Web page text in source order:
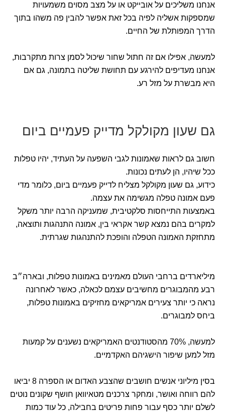
אנחנו משליכים על אובייקט או על מצב מסוים משמעויות
שמספקות אשליה לפיה בכל זאת אפשר להבין פה משהו בתוך
הדרך המפותלת של החיים.
למעשה, אפילו אם זה חתול שחור שיכול לסמן צרות מתקרבות,
אנחנו מעדיפים להירגע עם תחושת שליטה בתמונה, גם אם
היא מבשרת על מזל רע.
גם שעון מקולקל מדייק פעמיים ביום
חשוב גם לראות שאמונות לגבי השפעה על העתיד, יהיו טפלות
ככל שיהיו, הן לעתים נכונות.
כידוע, גם שעון מקולקל מצליח לדייק פעמיים ביום, כלומר מדי
פעם אמונה טפלה מגשימה את עצמה.
באמצעות התייחסות סלקטיבית, שמעניקה הרבה יותר משקל
למקרים בהם נמצא קשר אקראי בין, אמונה התנהגות ותוצאה,
מתחזקת האמונה הטפלה והופכת להתנהגות שגרתית.
מיליארדים ברחבי העולם מאמינים באמונות טפלות, ובארה״ב
רבע מהמבוגרים מחשיבים עצמם לכאלה, כאשר לאחרונה
נראה כי יותר צעירים אמריקאים מחזיקים באמונות טפלות,
ביחס למבוגרים.
למעשה, 70% מהסטודנטים האמריקאים נשענים על קמעות
מזל למען שיפור הישגיהם האקדמיים.
בסין מיליוני אנשים חושבים שהצבע האדום או הספרה 8 יביאו
להם רווחה ואושר, ומחקר צרכנים מטאיוואן חושף שקונים נוטים
לשלם יותר כסף עבור פחות פריטים בחבילה, כל עוד כמות